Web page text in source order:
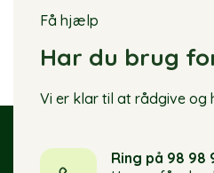
Få hjælp
Har du brug
Vi er klar til at rådgive og
Ring på 98 98